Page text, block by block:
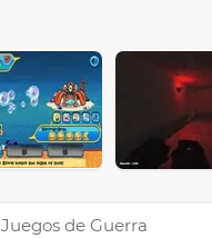
Juegos de Guerra